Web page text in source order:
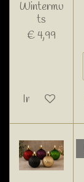
Wintermu
ts
€ 4,99
In winkelwagen